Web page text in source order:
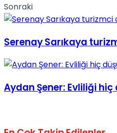
Sonraki
Serenay Sarıkaya
Aydan Şener: Evliliği